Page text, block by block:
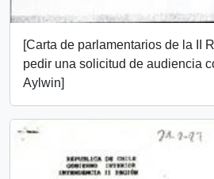
[Carta de parlamentarios de la II
pedir una solicitud de audiencia
Aylwin]